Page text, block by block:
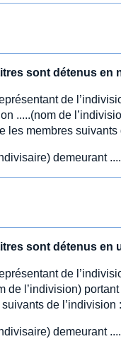
sont détenus en
de
.....(nom de
les membres suivants
demeurant
sont détenus en
de
de l’indivision)
de l’indivision :
demeurant